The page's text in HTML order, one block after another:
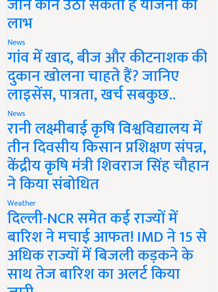
जानें कौन उठा सकता है योजना का
लाभ
News
गांव में खाद, बीज और कीटनाशक की
दुकान खोलना चाहते हैं? जानिए
लाइसेंस, पात्रता, खर्च सबकुछ..
News
रानी लक्ष्मीबाई कृषि विश्वविद्यालय में
तीन दिवसीय किसान प्रशिक्षण संपन्न,
केंद्रीय कृषि मंत्री शिवराज सिंह चौहान
ने किया संबोधित
Weather
दिल्ली-NCR समेत कई राज्यों में
बारिश ने मचाई आफत! IMD ने 15 से
अधिक राज्यों में बिजली कड़कने के
साथ तेज बारिश का अलर्ट किया